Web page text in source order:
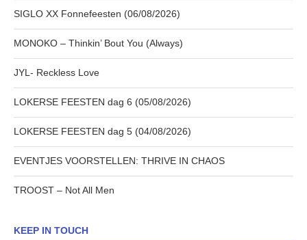
SIGLO XX Fonnefeesten (06/08/2026)
MONOKO – Thinkin’ Bout You (Always)
JYL- Reckless Love
LOKERSE FEESTEN dag 6 (05/08/2026)
LOKERSE FEESTEN dag 5 (04/08/2026)
EVENTJES VOORSTELLEN: THRIVE IN CHAOS
TROOST – Not All Men
KEEP IN TOUCH